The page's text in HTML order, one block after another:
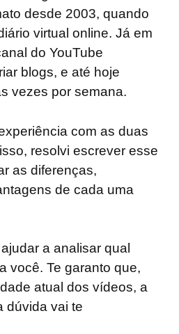
desde 2003, quando
virtual online. Já em
do YouTube
blogs, e até hoje
vezes por semana.
com as duas
resolvi escrever esse
as diferenças,
de cada uma
a analisar qual
você. Te garanto que,
atual dos vídeos, a
dúvida vai te